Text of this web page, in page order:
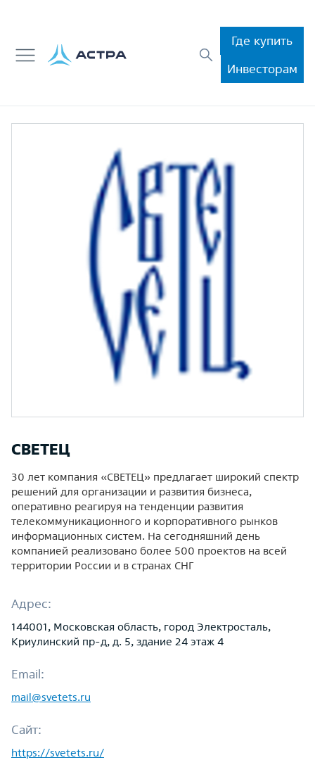
Где купить
Инвесторам
СВЕТЕЦ
30 лет компания «СВЕТЕЦ» предлагает широкий спектр
решений для организации и развития бизнеса,
оперативно реагируя на тенденции развития
телекоммуникационного и корпоративного рынков
информационных систем. На сегодняшний день
компанией реализовано более 500 проектов на всей
территории России и в странах СНГ
Адрес:
144001, Московская область, город Электросталь,
Криулинский пр-д, д. 5, здание 24 этаж 4
Email:
mail@svetets.ru
Сайт:
https://svetets.ru/